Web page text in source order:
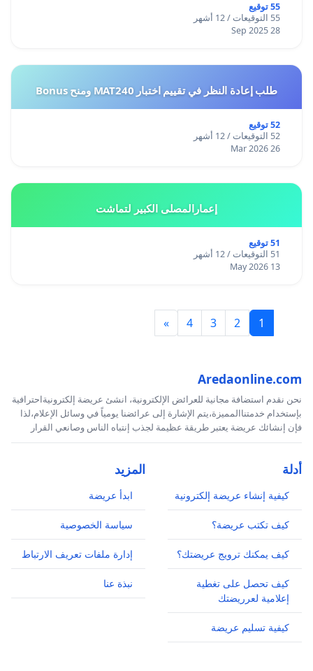
55 توقيع
55 التوقيعات / 12 أشهر
28 Sep 2025
طلب إعادة النظر في تقييم اختبار MAT240 ومنح Bonus
52 توقيع
52 التوقيعات / 12 أشهر
26 Mar 2026
إعمارالمصلى الكبير لتماشت
51 توقيع
51 التوقيعات / 12 أشهر
13 May 2026
1
2
3
4
»
Aredaonline.com
نحن نقدم استضافة مجانية للعرائض الإلكترونية، انشئ عريضة إلكترونيةاحترافية
بإستخدام خدمتناالمميزة،يتم الإشارة إلى عرائضنا يومياً في وسائل الإعلام،لذا
فإن إنشائك عريضة يعتبر طريقة عظيمة لجذب إنتباه الناس وصانعي القرار
أدلة
كيفية إنشاء عريضة إلكترونية
كيف تكتب عريضة؟
كيف يمكنك ترويج عريضتك؟
كيف تحصل على تغطية
إعلامية لعرريضتك
كيفية تسليم عريضة
المزيد
ابدأ عريضة
سياسة الخصوصية
إدارة ملفات تعريف الارتباط
نبذة عنا